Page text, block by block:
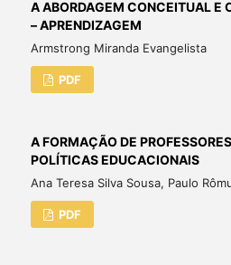
A ABORDAGEM CONCEITUAL E
– APRENDIZAGEM
Armstrong Miranda Evangelista
PDF
A FORMAÇÃO DE
POLÍTICAS EDUCACIONAIS
Ana Teresa Silva Sousa, Paulo
PDF